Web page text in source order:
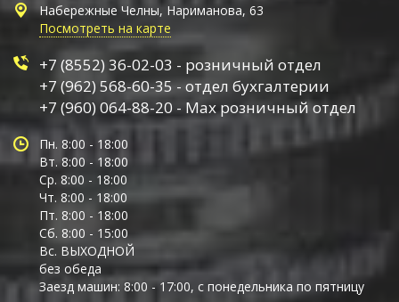
Набережные Челны, Нариманова, 63
Посмотреть на карте
+7 (8552) 36-02-03 - розничный отдел
+7 (962) 568-60-35 - отдел бухгалтерии
+7 (960) 064-88-20 - Max розничный отдел
Пн. 8:00 - 18:00
Вт. 8:00 - 18:00
Ср. 8:00 - 18:00
Чт. 8:00 - 18:00
Пт. 8:00 - 18:00
Сб. 8:00 - 15:00
Вс. ВЫХОДНОЙ
без обеда
Заезд машин: 8:00 - 17:00, с понедельника по пятницу